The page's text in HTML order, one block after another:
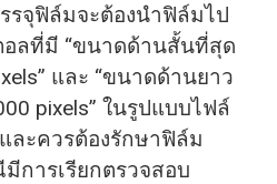
รจุฟิล์มจะต้องนำฟิล์มไป
ลที่มี “ขนาดด้านสั้นที่สุด
และ “ขนาดด้านยาว
pixels” ในรูปแบบไฟล์
ละควรต้องรักษาฟิล์ม
การเรียกตรวจสอบ